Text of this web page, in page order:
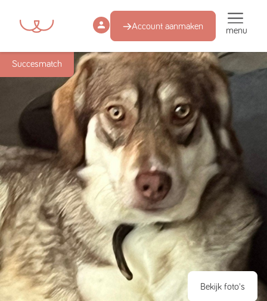
Account aanmaken menu
Succesmatch
Bekijk foto's